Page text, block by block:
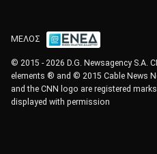
ΜΕΛΟΣ
© 2015 - 2026 D.G. Newsagency S.A.
elements ® and © 2015 Cable News
and the CNN logo are registered
displayed with permission